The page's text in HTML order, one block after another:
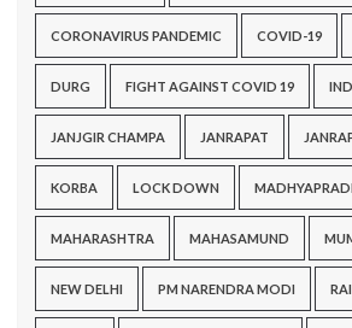
CORONAVIRUS PANDEMIC COVID-19
DURG FIGHT AGAINST COVID 19
JANJGIR CHAMPA JANRAPAT
KORBA LOCK DOWN
MAHARASHTRA MAHASAMUND
NEW DELHI PM NARENDRA MODI